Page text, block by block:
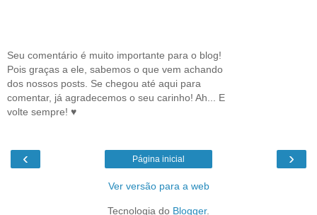
Seu comentário é muito importante para o blog!
Pois graças a ele, sabemos o que vem achando
dos nossos posts. Se chegou até aqui para
comentar, já agradecemos o seu carinho! Ah... E
volte sempre! ♥
‹ ›
Página inicial
Ver versão para a web
Tecnologia do Blogger.